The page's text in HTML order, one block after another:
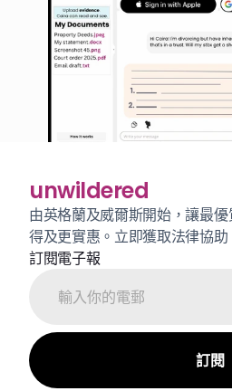
unwildered
由英格蘭及威爾斯開始，讓最
得及更實惠。立即獲取法律協助
訂閱電子報